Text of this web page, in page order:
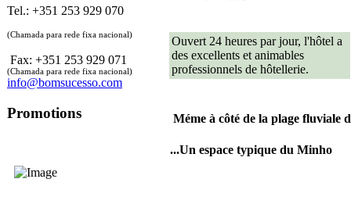
Tel.: +351 253 929 070
(Chamada para rede fixa nacional)
Fax: +351 253 929 071
(Chamada para rede fixa nacional)
info@bomsucesso.com
Promotions
Ouvert 24 heures par jour, l'hôtel a
des excellents et animables
professionnels de hôtellerie.
Méme à côté de la plage fluviale
...Un espace typique du Minho